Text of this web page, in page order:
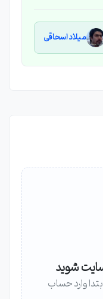
میلاد اسحاقی
سایت شوید
وارد حساب